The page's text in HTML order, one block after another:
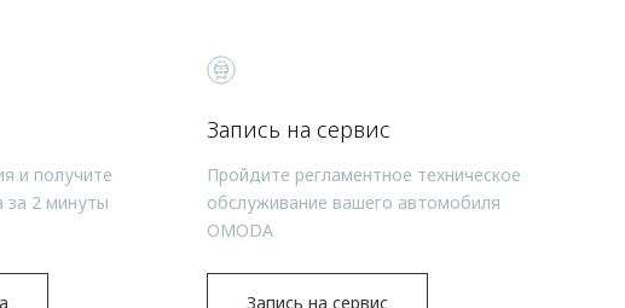
и получите
за 2 минуты
Запись на сервис
Пройдите регламентное техническое
обслуживание вашего автомобиля
OMODA
Запись на сервис